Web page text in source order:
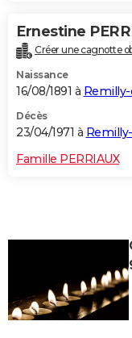
Ernestine
Créer une cagnotte
Naissance
16/08/1891 à
Décès
23/04/1971 à
Famille PERRIAUX